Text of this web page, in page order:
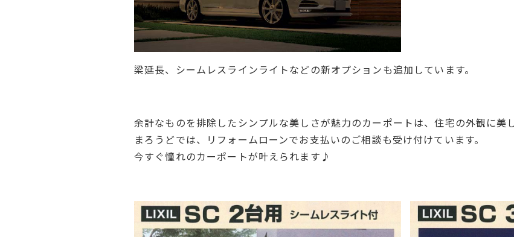
梁延長、シームレスラインライトなどの新オプションも追加しています。
余計なものを排除したシンプルな美しさが魅力のカーポートは、住宅の外観に美
まろうどでは、リフォームローンでお支払いのご相談も受け付けています。
今すぐ憧れのカーポートが叶えられます♪